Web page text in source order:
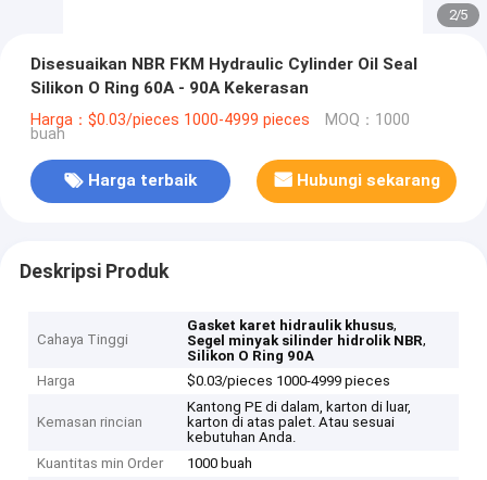
2/5
Disesuaikan NBR FKM Hydraulic Cylinder Oil Seal
Silikon O Ring 60A - 90A Kekerasan
Harga：$0.03/pieces 1000-4999 pieces MOQ：1000
buah
Harga terbaik Hubungi sekarang
Deskripsi Produk
Cahaya Tinggi
Gasket karet hidraulik khusus,
Segel minyak silinder hidrolik NBR,
Silikon O Ring 90A
Harga
$0.03/pieces 1000-4999 pieces
Kemasan rincian
Kantong PE di dalam, karton di luar,
karton di atas palet. Atau sesuai
kebutuhan Anda.
Kuantitas min Order
1000 buah